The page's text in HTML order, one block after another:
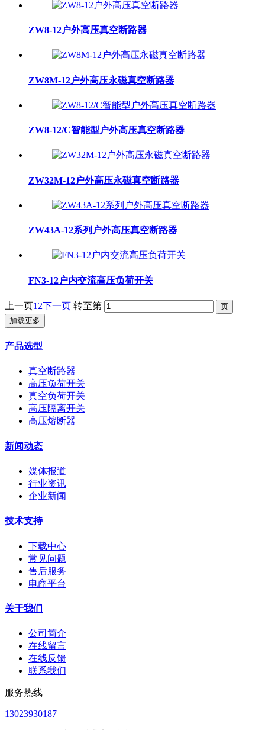
ZW8-12户外高压真空断路器
ZW8M-12户外高压永磁真空断路器
ZW8-12/C智能型户外高压真空断路器
ZW32M-12户外高压永磁真空断路器
ZW43A-12系列户外高压真空断路器
FN3-12户内交流高压负荷开关
上一页1 2下一页 转至第
加载更多
产品选型
真空断路器
高压负荷开关
真空负荷开关
高压隔离开关
高压熔断器
新闻动态
媒体报道
行业资讯
企业新闻
技术支持
下载中心
常见问题
售后服务
电商平台
关于我们
公司简介
在线留言
在线反馈
联系我们
服务热线
13023930187